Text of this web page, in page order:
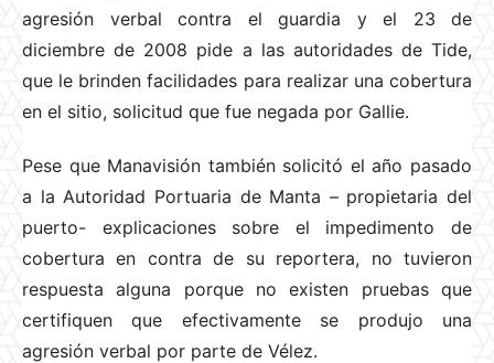
agresión verbal contra el guardia y el 23 de
diciembre de 2008 pide a las autoridades de Tide,
que le brinden facilidades para realizar una cobertura
en el sitio, solicitud que fue negada por Gallie.
Pese que Manavisión también solicitó el año pasado
a la Autoridad Portuaria de Manta – propietaria del
puerto- explicaciones sobre el impedimento de
cobertura en contra de su reportera, no tuvieron
respuesta alguna porque no existen pruebas que
certifiquen que efectivamente se produjo una
agresión verbal por parte de Vélez.